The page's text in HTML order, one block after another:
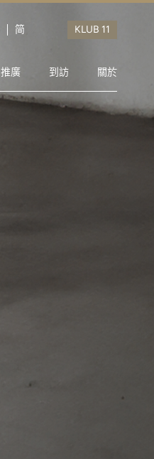
简
推廣 到訪 關於